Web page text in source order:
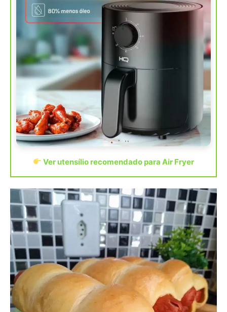
Ver utensílio recomendado para Air Fryer